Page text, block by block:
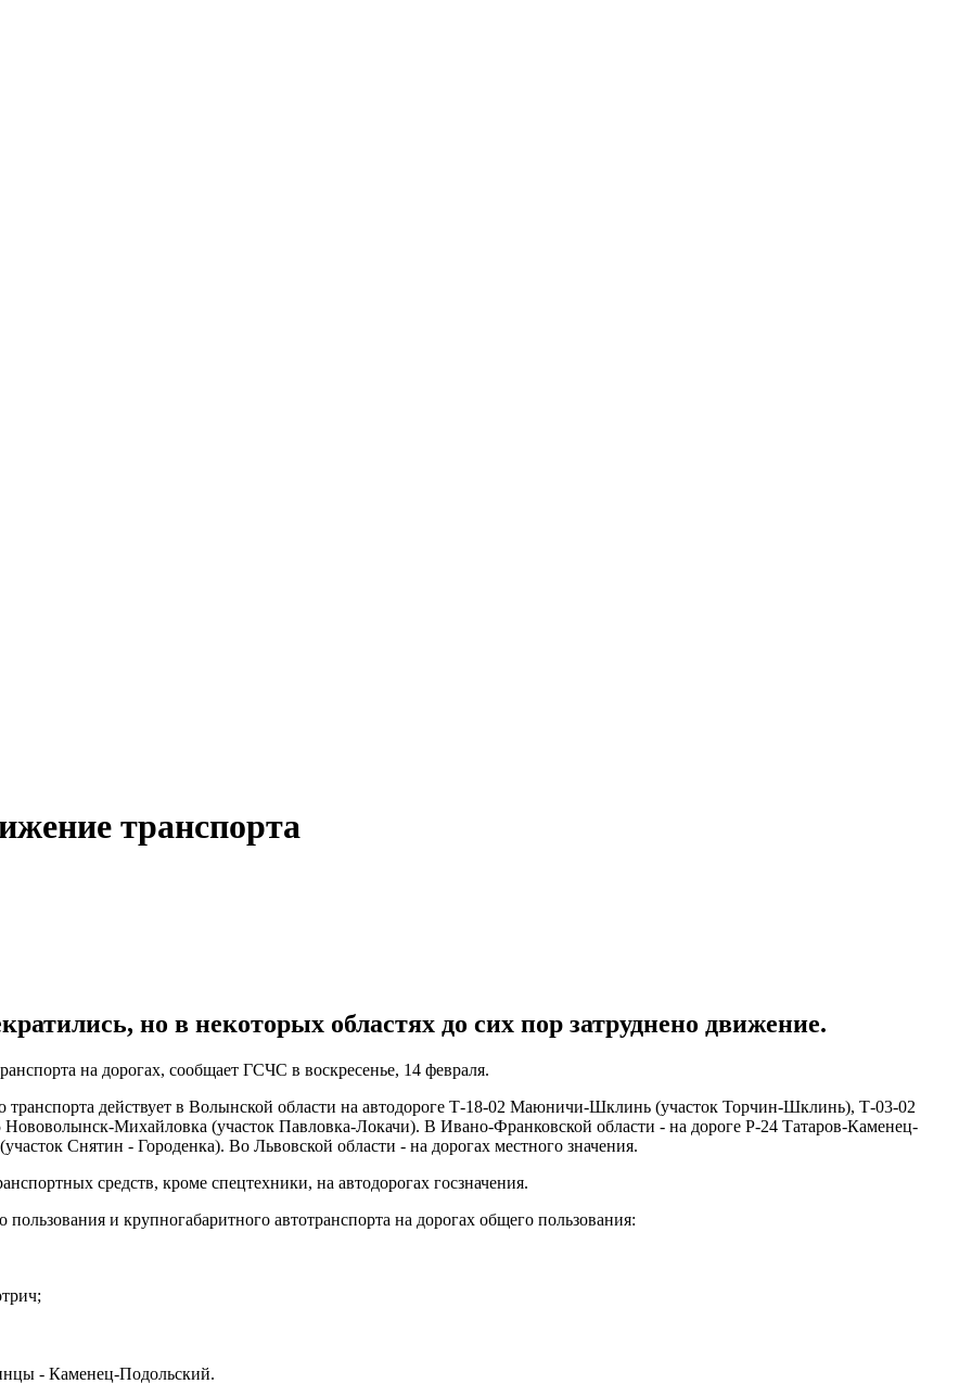
транспорта
но в некоторых областях до сих пор затруднено движение.
на дорогах, сообщает ГСЧС в воскресенье, 14 февраля.
транспорта действует в Волынской области на автодороге Т-18-02 Маюничи-Шклинь (участок Торчин-Шклинь), Т-03-02
Михайловка (участок Павловка-Локачи). В Ивано-Франковской области - на дороге Р-24 Татаров-Каменец-
Снятин - Городенка). Во Львовской области - на дорогах местного значения.
средств, кроме спецтехники, на автодорогах госзначения.
и крупногабаритного автотранспорта на дорогах общего пользования:
- Каменец-Подольский.